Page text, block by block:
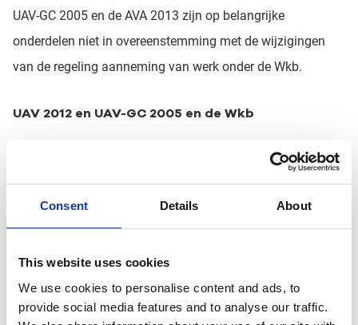
Consent Details About
This website uses cookies
We use cookies to personalise content and ads, to
provide social media features and to analyse our traffic.
UAV-GC 2005 en de AVA 2013 zijn op belangrijke
onderdelen niet in overeenstemming met de wijzigingen
van de regeling aanneming van werk onder de Wkb.
UAV 2012 en UAV-GC 2005 en de Wkb
waarschuwingsplicht. In aannemingsovereenkomsten met
waarschuwingsplicht van regelend recht.